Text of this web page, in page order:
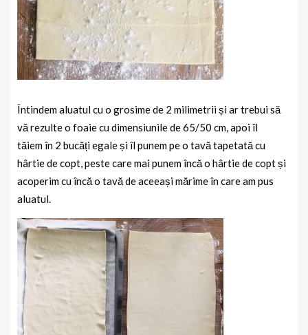
Întindem aluatul cu o grosime de 2 milimetrii și ar trebui să
vă rezulte o foaie cu dimensiunile de 65/50 cm, apoi îl
tăiemîn 2 bucăți egale și îl punem pe o tavă tapetată cu
hârtie de copt, peste care mai punem încă o hârtie de copt și
acoperim cu încă o tavă de aceeași mărime în care am pus
aluatul.